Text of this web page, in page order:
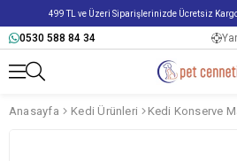
499 TL ve Üzeri Siparişlerinizde Ücretsiz
0530 588 84 34
Anasayfa Kedi Ürünleri Kedi Konserve